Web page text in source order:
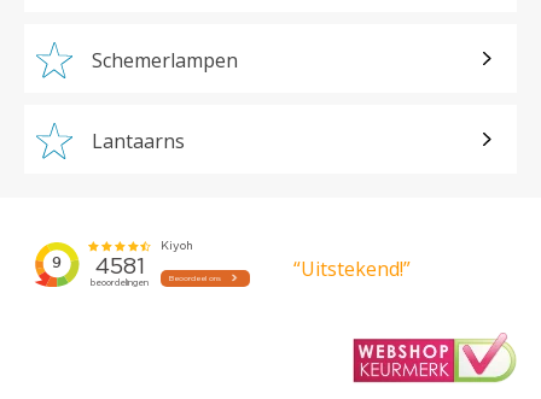
Schemerlampen
Lantaarns
“Uitstekend!”